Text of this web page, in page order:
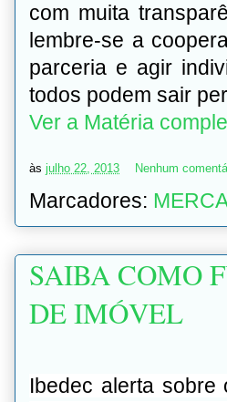
com muita
lembre-se a
parceria e agir
todos podem sair
Ver a Matéria
às julho 22, 2013 Nenhum
Marcadores:
SAIBA COMO
DE IMÓVEL
Ibedec alerta